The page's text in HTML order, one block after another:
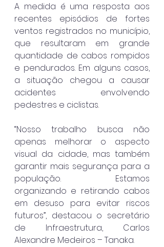
A medida é uma resposta aos
recentes episódios de fortes
ventos registrados no município,
que resultaram em grande
quantidade de cabos rompidos
e pendurados. Em alguns casos,
a situação chegou a causar
acidentes envolvendo
pedestres e ciclistas.
“Nosso trabalho busca não
apenas melhorar o aspecto
visual da cidade, mas também
garantir mais segurança para a
população. Estamos
organizando e retirando cabos
em desuso para evitar riscos
futuros”, destacou o secretário
de Infraestrutura, Carlos
Alexandre Medeiros – Tanaka.